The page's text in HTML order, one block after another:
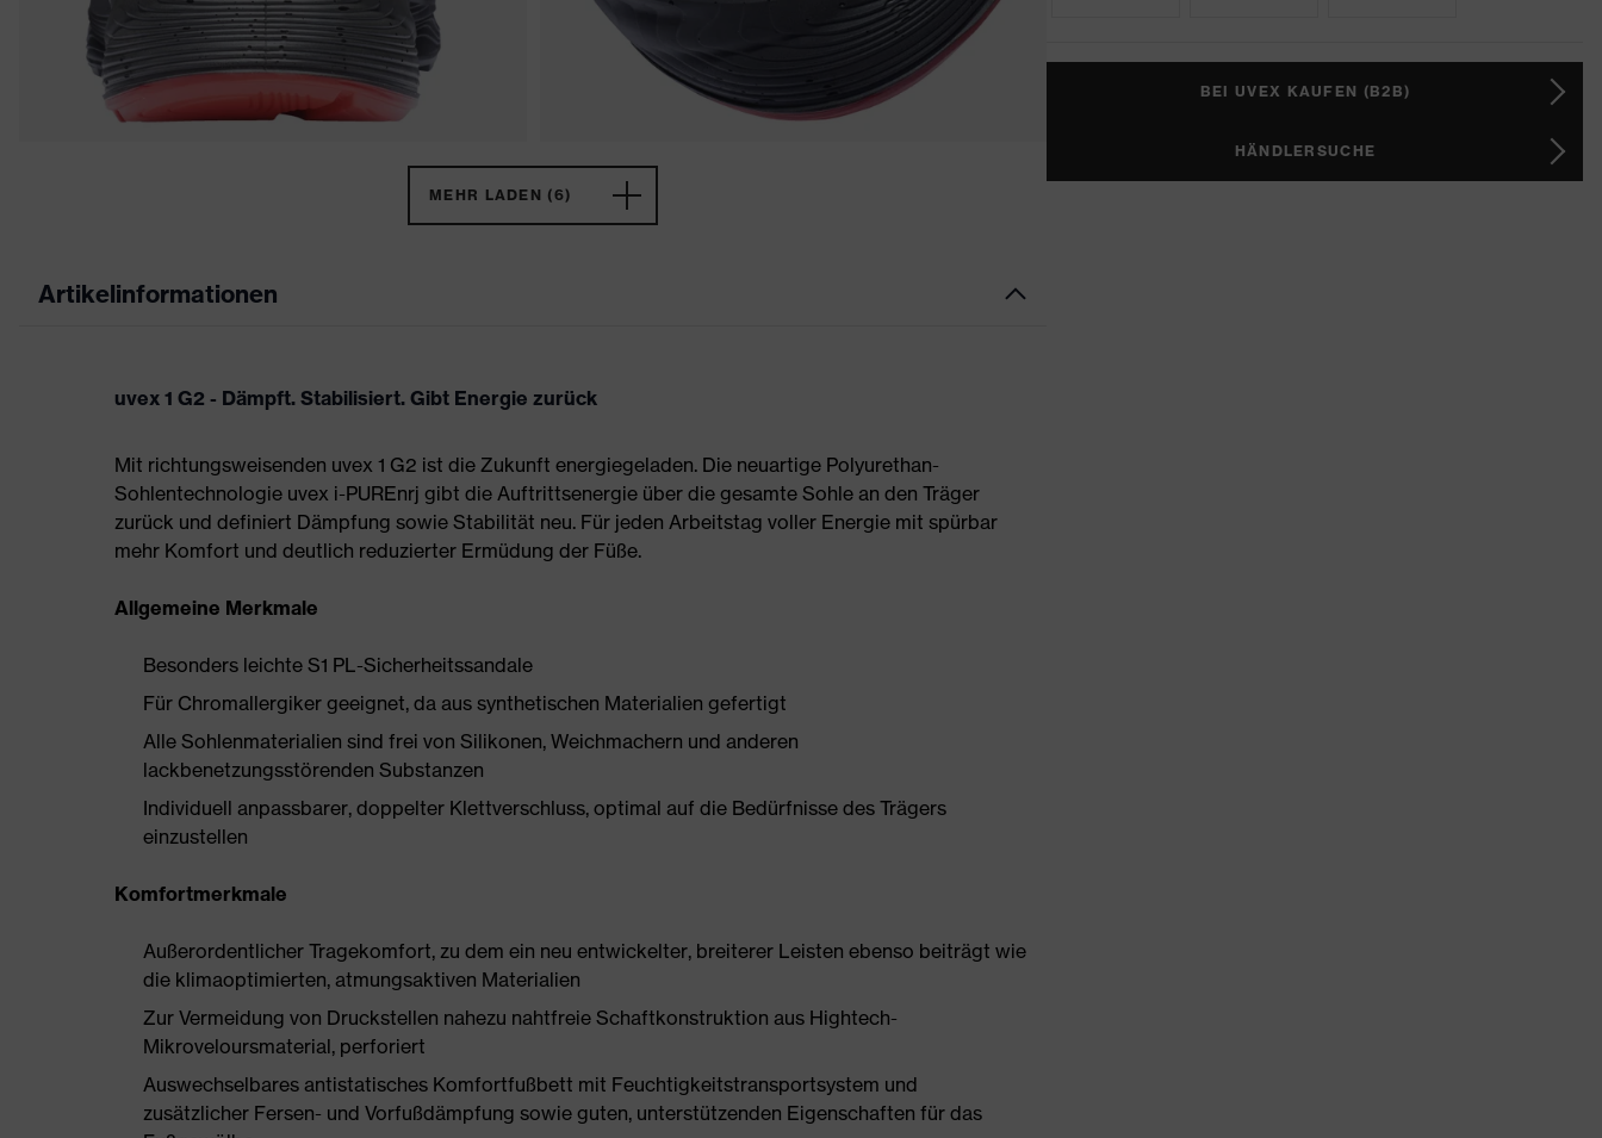
MEHR LADEN (6)
Artikelinformationen
uvex 1 G2 - Dämpft. Stabilisiert. Gibt Energie zurück
Mit richtungsweisenden uvex 1 G2 ist die Zukunft energiegeladen. Die neuartige Polyurethan-
Sohlentechnologie uvex i-PUREnrj gibt die Auftrittsenergie über die gesamte Sohle an den Träger
zurück und definiert Dämpfung sowie Stabilität neu. Für jeden Arbeitstag voller Energie mit spürbar
mehr Komfort und deutlich reduzierter Ermüdung der Füße.
Allgemeine Merkmale
Besonders leichte S1 PL-Sicherheitssandale
Für Chromallergiker geeignet, da aus synthetischen Materialien gefertigt
Alle Sohlenmaterialien sind frei von Silikonen, Weichmachern und anderen
lackbenetzungsstörenden Substanzen
Individuell anpassbarer, doppelter Klettverschluss, optimal auf die Bedürfnisse des Trägers
einzustellen
Komfortmerkmale
Außerordentlicher Tragekomfort, zu dem ein neu entwickelter, breiterer Leisten ebenso beiträgt wie
die klimaoptimierten, atmungsaktiven Materialien
Zur Vermeidung von Druckstellen nahezu nahtfreie Schaftkonstruktion aus Hightech-
Mikroveloursmaterial, perforiert
Auswechselbares antistatisches Komfortfußbett mit Feuchtigkeitstransportsystem und
zusätzlicher Fersen- und Vorfußdämpfung sowie guten, unterstützenden Eigenschaften für das
BEI UVEX KAUFEN (B2B)
HÄNDLERSUCHE